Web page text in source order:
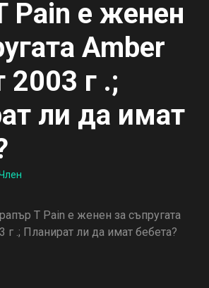
Pain е женен
Amber
2003 г .;
ли да имат